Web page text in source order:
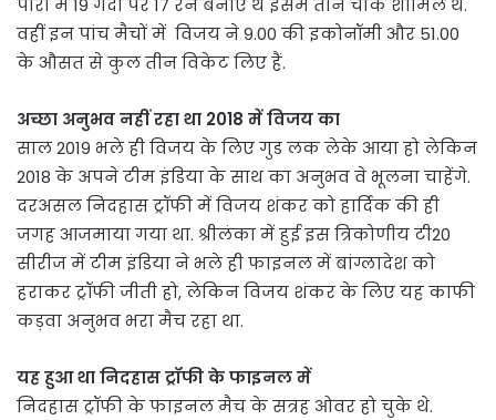
पारी में 19 गेंदों पर 17 रन बनाए थे इसमें तीन चौके शामिल थे.
वहीं इन पांच मैचों में विजय ने 9.00 की इकोनॉमी और 51.00
के औसत से कुल तीन विकेट लिए हैं.
अच्छा अनुभव नहीं रहा था 2018 में विजय का
साल 2019 भले ही विजय के लिए गुड लक लेके आया हो लेकिन
2018 के अपने टीम इंडिया के साथ का अनुभव वे भूलना चाहेंगे.
दरअसल निदहास ट्रॉफी में विजय शंकर को हार्दिक की ही
जगह आजमाया गया था. श्रीलंका में हुई इस त्रिकोणीय टी20
सीरीज में टीम इंडिया ने भले ही फाइनल में बांग्लादेश को
हराकर ट्रॉफी जीती हो, लेकिन विजय शंकर के लिए यह काफी
कड़वा अनुभव भरा मैच रहा था.
यह हुआ था निदहास ट्रॉफी के फाइनल में
निदहास ट्रॉफी के फाइनल मैच के सत्रह ओवर हो चुके थे.